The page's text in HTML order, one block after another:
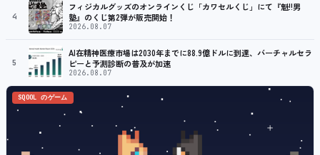
4
フィジカルグッズのオンラインくじ「カワセルくじ」にて『魁!!男
塾』のくじ第2弾が販売開始！
2026.08.07
5
AI在精神医療市場は2030年までに88.9億ドルに到達、バーチャルセラ
ピーと予測診断の普及が加速
2026.08.07
SQOOL のゲーム